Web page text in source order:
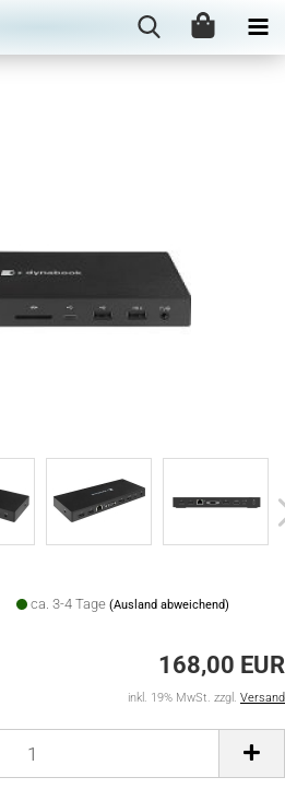
ca. 3-4 Tage (Ausland abweichend)
168,00 EUR
inkl. 19% MwSt. zzgl. Versand